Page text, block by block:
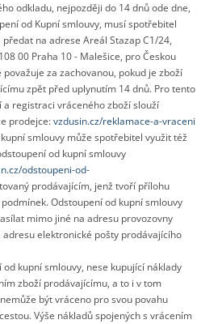
odkladu, nejpozději do 14 dnů ode dne,
od Kupní smlouvy, musí spotřebitel
na adrese Areál Stazap C1/24,
00 Praha 10 - Malešice, pro Českou
považuje za zachovanou, pokud je zboží
zpět před uplynutím 14 dnů. Pro tento
a registraci vráceného zboží slouží
prodejce:vzdusin.cz/reklamace-a-vraceni
smlouvy může spotřebitel využit též
od kupní smlouvy
odstoupeni-od-
prodávajícím, jenž tvoří přílohu
Odstoupení od kupní smlouvy
mimo jiné na adresu provozovny
adresu elektronické pošty prodávajícího
kupní smlouvy, nese kupující náklady
zboží prodávajícímu, a to i v tom
být vráceno pro svou povahu
Výše nákladů spojených s vrácením